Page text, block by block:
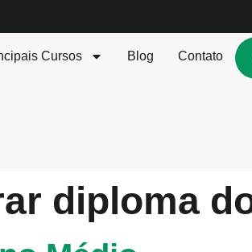
Cursos Blog Contato
diploma